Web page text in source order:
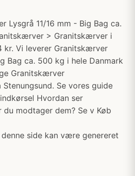
Lysgrå 11/16 mm - Big Bag ca.
> Granitskærver i
kr. Vi leverer Granitskærver
Bag ca. 500 kg i hele Danmark
Granitskærver
Se vores guide
Hvordan ser
modtager dem? Se v Køb
side kan være genereret